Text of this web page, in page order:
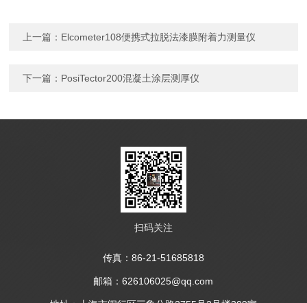
上一篇： Elcometer108便携式拉脱法漆膜附着力测量仪
下一篇： PosiTector200混凝土涂层测厚仪
扫码关注
传真：86-21-51685818
邮箱：626106025@qq.com